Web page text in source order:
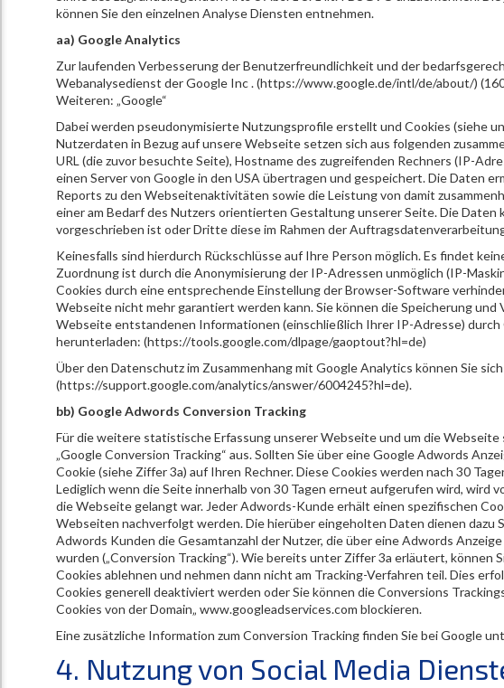
können Sie den einzelnen Analyse Diensten entnehmen.
aa) Google Analytics
Zur laufenden Verbesserung der Benutzerfreundlichkeit und der
Webanalysedienst der Google Inc . (https://www.google.de/intl/de/about/)
Weiteren: „Google“
Dabei werden pseudonymisierte Nutzungsprofile erstellt und Cookies (siehe
Nutzerdaten in Bezug auf unsere Webseite setzen sich aus folgenden
URL (die zuvor besuchte Seite), Hostname des zugreifenden Rechners (IP-
einen Server von Google in den USA übertragen und gespeichert. Die Daten
Reports zu den Webseitenaktivitäten sowie die Leistung von damit
einer am Bedarf des Nutzers orientierten Gestaltung unserer Seite. Die
vorgeschrieben ist oder Dritte diese im Rahmen der
Keinesfalls sind hierdurch Rückschlüsse auf Ihre Person möglich. Es findet
Zuordnung ist durch die Anonymisierung der IP-Adressen unmöglich (IP-
Cookies durch eine entsprechende Einstellung der Browser-Software
Webseite nicht mehr garantiert werden kann. Sie können die Speicherung
Webseite entstandenen Informationen (einschließlich Ihrer IP-Adresse)
herunterladen: (https://tools.google.com/dlpage/gaoptout?hl=de)
Über den Datenschutz im Zusammenhang mit Google Analytics können Sie
(https://support.google.com/analytics/answer/6004245?hl=de).
bb) Google Adwords Conversion Tracking
Für die weitere statistische Erfassung unserer Webseite und um die
„Google Conversion Tracking“ aus. Sollten Sie über eine Google Adwords
Cookie (siehe Ziffer 3a) auf Ihren Rechner. Diese Cookies werden nach 30
Lediglich wenn die Seite innerhalb von 30 Tagen erneut aufgerufen wird, wird
die Webseite gelangt war. Jeder Adwords-Kunde erhält einen spezifischen
Webseiten nachverfolgt werden. Die hierüber eingeholten Daten dienen dazu
Adwords Kunden die Gesamtanzahl der Nutzer, die über eine Adwords
wurden („Conversion Tracking“). Wie bereits unter Ziffer 3a erläutert, können
Cookies ablehnen und nehmen dann nicht am Tracking-Verfahren teil. Dies
Cookies generell deaktiviert werden oder Sie können die Conversions
Cookies von der Domain„ www.googleadservices.com blockieren.
Eine zusätzliche Information zum Conversion Tracking finden Sie bei Google
4. Nutzung von Social Media